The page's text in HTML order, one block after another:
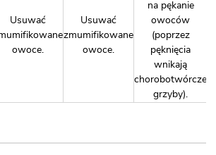
Usuwać
owoce.
Usuwać
zmumifikowane
owoce.
na pękanie
owoców
(poprzez
pęknięcia
wnikają
chorobotwórcze
grzyby).